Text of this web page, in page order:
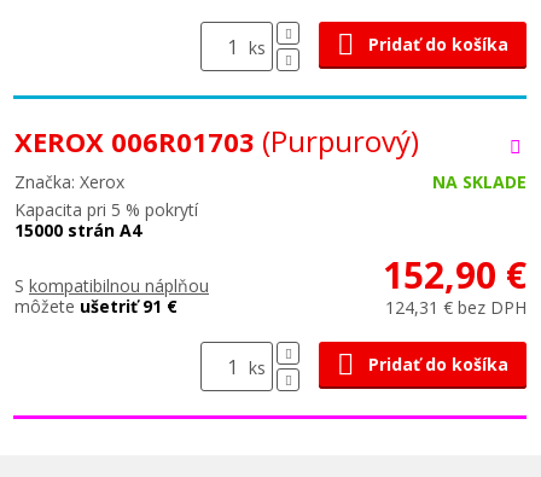
ks Pridať do košíka
XEROX 006R01703 (Purpurový)
Značka: Xerox
NA SKLADE
Kapacita pri 5 % pokrytí
15000 strán A4
S kompatibilnou náplňou
môžete ušetriť 91 €
152,90 €
124,31 € bez DPH
ks Pridať do košíka